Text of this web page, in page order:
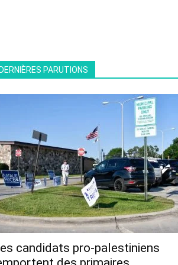
PARUTIONS
candidats pro-palestiniens